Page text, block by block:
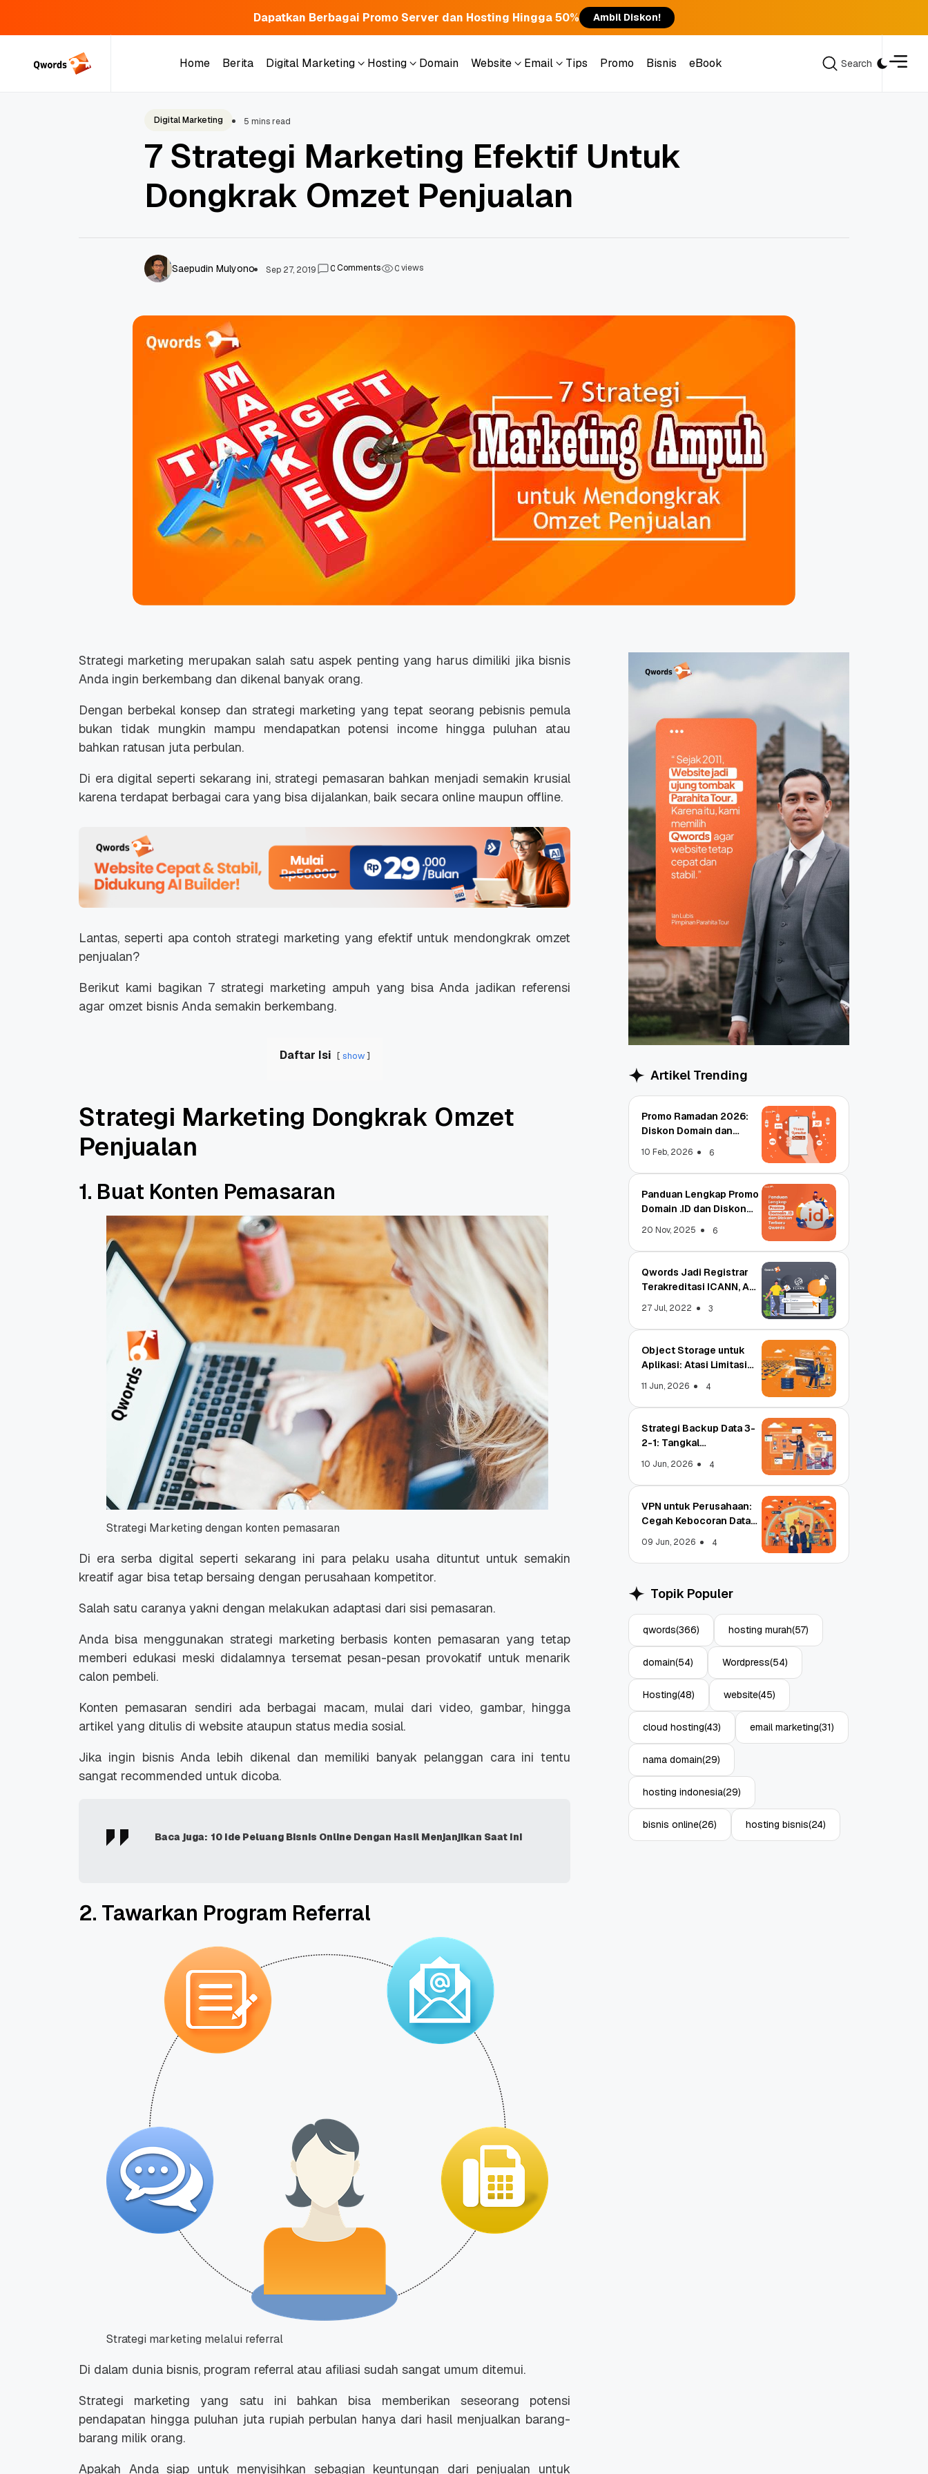
Dapatkan Berbagai Promo Server dan Hosting Hingga 50% Ambil Diskon!
Home
Berita
Digital Marketing
Hosting
Domain
Website
Email
Tips
Promo
Bisnis
eBook
Search
Diskon Domain dan
Hosting Qwords
Panduan Lengkap Promo
Domain .ID dan Diskon
Qwords Jadi Registrar
Terakreditasi ICANN, Apa
Object Storage untuk
Aplikasi: Atasi Limitasi
Media
Digital Marketing 5 mins read
7 Strategi Marketing Efektif Untuk
Dongkrak Omzet Penjualan
Saepudin Mulyono Sep 27, 2019 0Comments 0views
Strategi marketing merupakan salah satu aspek penting yang harus dimiliki jika bisnis
Anda ingin berkembang dan dikenal banyak orang.
Dengan berbekal konsep dan strategi marketing yang tepat seorang pebisnis pemula
bukan tidak mungkin mampu mendapatkan potensi income hingga puluhan atau
bahkan ratusan juta perbulan.
Di era digital seperti sekarang ini, strategi pemasaran bahkan menjadi semakin krusial
karena terdapat berbagai cara yang bisa dijalankan, baik secara online maupun offline.
Lantas, seperti apa contoh strategi marketing yang efektif untuk mendongkrak omzet
penjualan?
Berikut kami bagikan 7 strategi marketing ampuh yang bisa Anda jadikan referensi
agar omzet bisnis Anda semakin berkembang.
Daftar Isi show
Strategi Marketing Dongkrak Omzet
Penjualan
1. Buat Konten Pemasaran
Strategi Marketing dengan konten pemasaran
Di era serba digital seperti sekarang ini para pelaku usaha dituntut untuk semakin
kreatif agar bisa tetap bersaing dengan perusahaan kompetitor.
Salah satu caranya yakni dengan melakukan adaptasi dari sisi pemasaran.
Anda bisa menggunakan strategi marketing berbasis konten pemasaran yang tetap
memberi edukasi meski didalamnya tersemat pesan-pesan provokatif untuk menarik
calon pembeli.
Konten pemasaran sendiri ada berbagai macam, mulai dari video, gambar, hingga
artikel yang ditulis di website ataupun status media sosial.
Jika ingin bisnis Anda lebih dikenal dan memiliki banyak pelanggan cara ini tentu
sangat recommended untuk dicoba.
Baca juga: 10 Ide Peluang Bisnis Online Dengan Hasil Menjanjikan Saat Ini
2. Tawarkan Program Referral
Strategi marketing melalui referral
Di dalam dunia bisnis, program referral atau afiliasi sudah sangat umum ditemui.
Strategi marketing yang satu ini bahkan bisa memberikan seseorang potensi
pendapatan hingga puluhan juta rupiah perbulan hanya dari hasil menjualkan barang-
barang milik orang.
Apakah Anda siap untuk menyisihkan sebagian keuntungan dari penjualan untuk
Artikel Trending
Promo Ramadan 2026:
Diskon Domain dan
10 Feb, 2026 6
Panduan Lengkap Promo
Domain .ID dan Diskon
20 Nov, 2025 6
Qwords Jadi Registrar
Terakreditasi ICANN, Apa
27 Jul, 2022 3
Object Storage untuk
Aplikasi: Atasi Limitasi
11 Jun, 2026 4
Strategi Backup Data 3-
2-1: Tangkal
10 Jun, 2026 4
VPN untuk Perusahaan:
Cegah Kebocoran Data
09 Jun, 2026 4
Topik Populer
qwords(366) hosting murah(57)
domain(54) Wordpress(54)
Hosting(48) website(45)
cloud hosting(43) email marketing(31)
nama domain(29)
hosting indonesia(29)
bisnis online(26) hosting bisnis(24)